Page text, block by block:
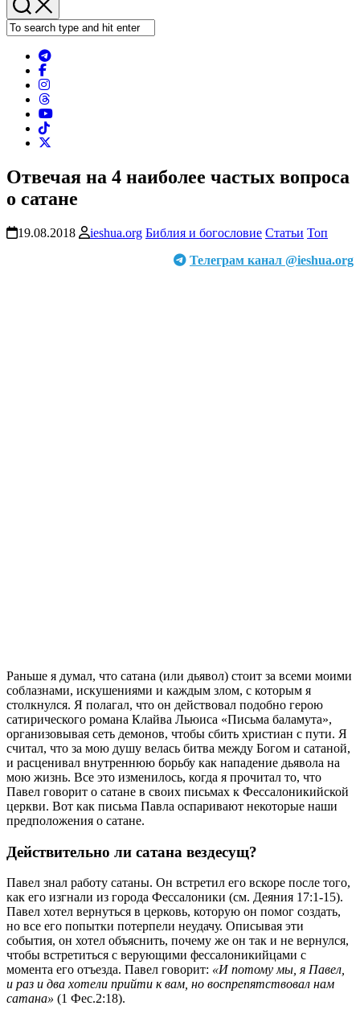
Отвечая на 4 наиболее частых вопроса
о сатане
19.08.2018 ieshua.org Библия и богословие Статьи Топ
Телеграм канал @ieshua.org
Раньше я думал, что сатана (или дьявол) стоит за всеми моими
соблазнами, искушениями и каждым злом, с которым я
столкнулся. Я полагал, что он действовал подобно герою
сатирического романа Клайва Льюиса «Письма баламута»,
организовывая сеть демонов, чтобы сбить христиан с пути. Я
считал, что за мою душу велась битва между Богом и сатаной,
и расценивал внутреннюю борьбу как нападение дьявола на
мою жизнь. Все это изменилось, когда я прочитал то, что
Павел говорит о сатане в своих письмах к Фессалоникийской
церкви. Вот как письма Павла оспаривают некоторые наши
предположения о сатане.
Действительно ли сатана вездесущ?
Павел знал работу сатаны. Он встретил его вскоре после того,
как его изгнали из города Фессалоники (см. Деяния 17:1-15).
Павел хотел вернуться в церковь, которую он помог создать,
но все его попытки потерпели неудачу. Описывая эти
события, он хотел объяснить, почему же он так и не вернулся,
чтобы встретиться с верующими фессалоникийцами с
момента его отъезда. Павел говорит: «И потому мы, я Павел,
и раз и два хотели прийти к вам, но воспрепятствовал нам
сатана» (1 Фес.2:18).